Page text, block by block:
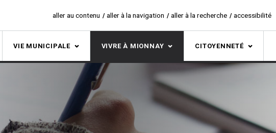
aller au contenu aller à la navigation aller à la recherche accessibilité
VIE MUNICIPALE VIVRE À MIONNAY CITOYENNETÉ